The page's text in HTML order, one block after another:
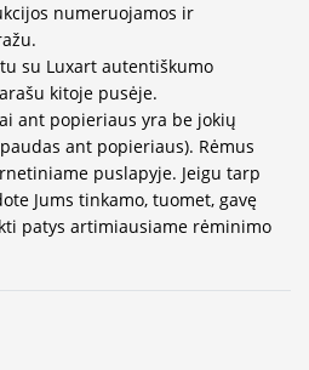
numeruojamos ir
su Luxart autentiškumo
kitoje pusėje.
ant popieriaus yra be jokių
ant popieriaus). Rėmus
puslapyje. Jeigu tarp
Jums tinkamo, tuomet, gavę
patys artimiausiame rėminimo